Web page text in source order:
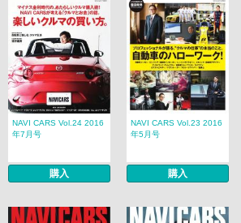
NAVI CARS Vol.24 2016
年7月号
購入
NAVI CARS Vol.23 2016
年5月号
購入